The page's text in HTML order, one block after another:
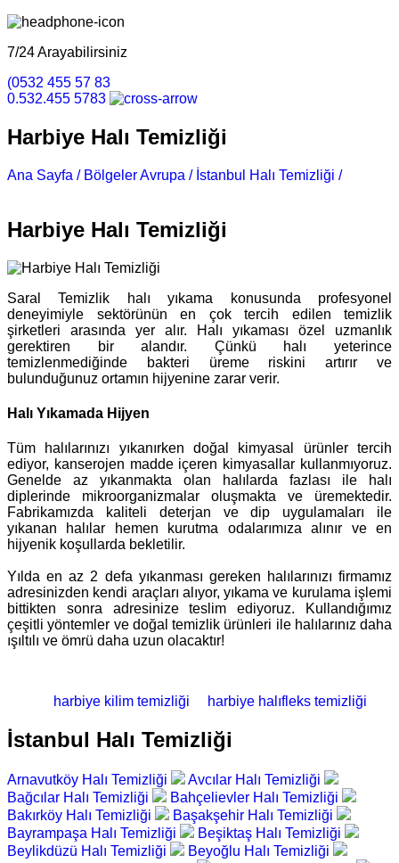
7/24 Arayabilirsiniz
(0532 455 57 83
0.532.455 5783
Harbiye Halı Temizliği
Ana Sayfa / Bölgeler Avrupa / İstanbul Halı Temizliği /
Harbiye Halı Temizliği
Saral Temizlik halı yıkama konusunda profesyonel
deneyimiyle sektörünün en çok tercih edilen temizlik
şirketleri arasında yer alır. Halı yıkaması özel uzmanlık
gerektiren bir alandır. Çünkü halı yeterince
temizlenmediğinde bakteri üreme riskini artırır ve
bulunduğunuz ortamın hijyenine zarar verir.
Halı Yıkamada Hijyen
Tüm halılarınızı yıkanırken doğal kimyasal ürünler tercih
ediyor, kanserojen madde içeren kimyasallar kullanmıyoruz.
Genelde az yıkanmakta olan halılarda fazlası ile halı
diplerinde mikroorganizmalar oluşmakta ve üremektedir.
Fabrikamızda kaliteli deterjan ve dip uygulamaları ile
yıkanan halılar hemen kurutma odalarımıza alınır ve en
hijyenik koşullarda bekletilir.
Yılda en az 2 defa yıkanması gereken halılarınızı firmamız
adresinizden kendi araçları alıyor, yıkama ve kurulama işlemi
bittikten sonra adresinize teslim ediyoruz. Kullandığımız
çeşitli yöntemler ve doğal temizlik ürünleri ile halılarınız daha
ışıltılı ve ömrü daha uzun olacaktır!
harbiye kilim temizliği harbiye halıfleks temizliği
İstanbul Halı Temizliği
Arnavutköy Halı Temizliği
Avcılar Halı Temizliği
Bağcılar Halı Temizliği
Bahçelievler Halı Temizliği
Bakırköy Halı Temizliği
Başakşehir Halı Temizliği
Bayrampaşa Halı Temizliği
Beşiktaş Halı Temizliği
Beylikdüzü Halı Temizliği
Beyoğlu Halı Temizliği